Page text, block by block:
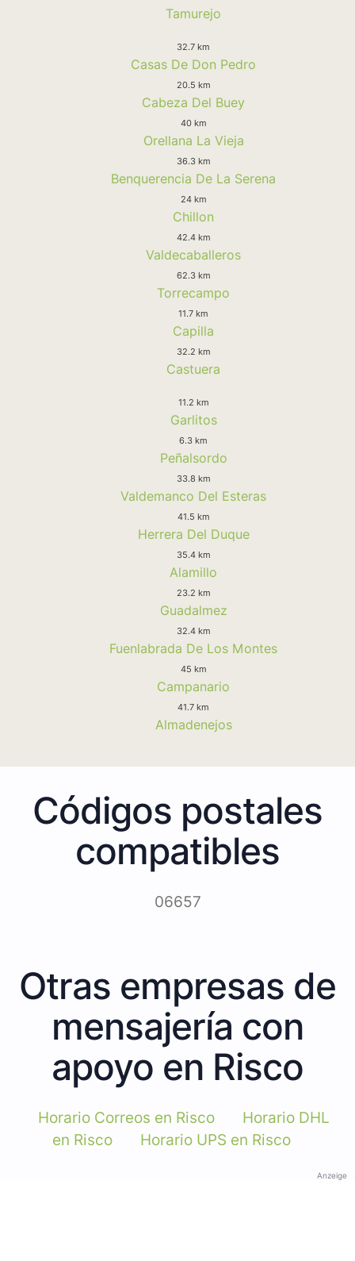
Tamurejo
32.7 km
Casas De Don Pedro
20.5 km
Cabeza Del Buey
40 km
Orellana La Vieja
36.3 km
Benquerencia De La Serena
24 km
Chillon
42.4 km
Valdecaballeros
62.3 km
Torrecampo
11.7 km
Capilla
32.2 km
Castuera
11.2 km
Garlitos
6.3 km
Peñalsordo
33.8 km
Valdemanco Del Esteras
41.5 km
Herrera Del Duque
35.4 km
Alamillo
23.2 km
Guadalmez
32.4 km
Fuenlabrada De Los Montes
45 km
Campanario
41.7 km
Almadenejos
Códigos postales
compatibles
06657
Otras empresas de
mensajería con
apoyo en Risco
Horario Correos en Risco
Horario DHL
en Risco
Horario UPS en Risco
Anzeige